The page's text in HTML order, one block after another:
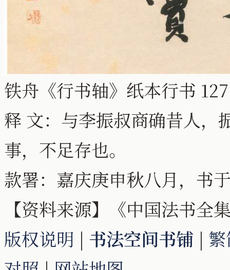
铁舟《行书轴》纸本行书
释 文：与李振叔商确昔人，
事，不足存也。
款署：嘉庆庚申秋八月，书
【资料来源】《中国法书全
版权说明 | 书法空间书铺 |